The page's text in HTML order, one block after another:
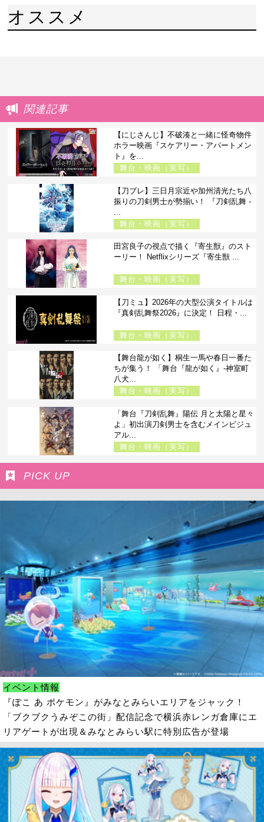
オススメ
関連記事
【にじさんじ】不破湊と一緒に怪奇物件
ホラー映画『スケアリー・アパートメン
ト』を...
舞台・映画（実写）
【刀ブレ】三日月宗近や加州清光たち八
振りの刀剣男士が勢揃い！ 『刀剣乱舞 -
舞台・映画（実写）
田宮良子の視点で描く『寄生獣』のスト
ーリー！ Netflixシリーズ『寄生獣 ...
舞台・映画（実写）
【刀ミュ】2026年の大型公演タイトルは
『真剣乱舞祭2026』に決定！ 日程・...
舞台・映画（実写）
【舞台龍が如く】桐生一馬や春日一番た
ちが集う！ 「舞台『龍が如く』-神室町
八犬...
舞台・映画（実写）
「舞台『刀剣乱舞』陽伝 月と太陽と星々
よ」初出演刀剣男士を含むメインビジュ
アル...
舞台・映画（実写）
PICK UP
イベント情報
『ぽこ あ ポケモン』がみなとみらいエリアをジャック！
「ブクブクうみぞこの街」配信記念で横浜赤レンガ倉庫にエ
リアゲートが出現＆みなとみらい駅に特別広告が登場